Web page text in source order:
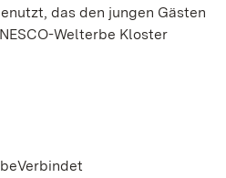
das den jungen Gästen
Welterbe Kloster